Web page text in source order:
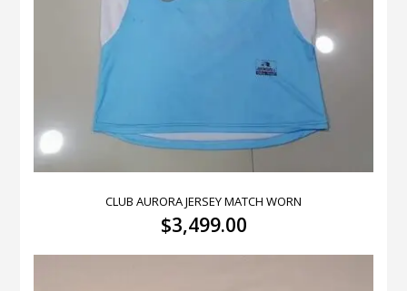
CLUB AURORA JERSEY MATCH WORN
$3,499.00